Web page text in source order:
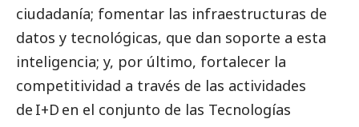
ciudadanía; fomentar las infraestructuras de
datos y tecnológicas, que dan soporte a esta
inteligencia; y, por último, fortalecer la
competitividad a través de las actividades
de I+D en el conjunto de las Tecnologías